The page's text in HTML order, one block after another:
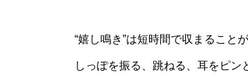
“嬉し鳴き”は短時間で収まること
しっぽを振る、跳ねる、耳をピン